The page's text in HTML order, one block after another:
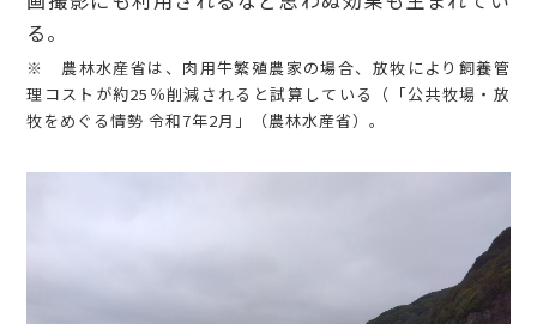
る。
※ 農林水産省は、肉用牛繁殖農家の場合、放牧により飼養管
理コストが約25％削減されると試算している（「公共牧場・放
牧をめぐる情勢 令和7年2月」（農林水産省）。